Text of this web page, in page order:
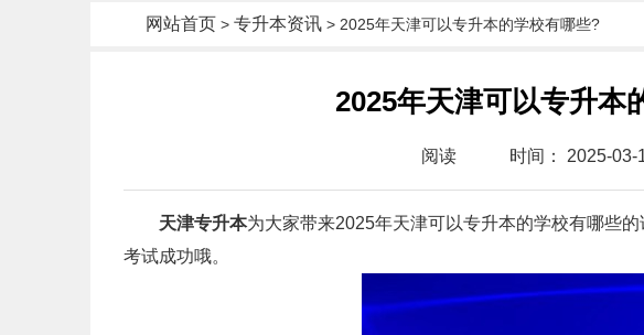
网站首页 > 专升本资讯 > 2025年天津可以专升本的学校有哪些?
2025年天津可以专升本
阅读 时间： 2025-03-
天津专升本为大家带来2025年天津可以专升本的学校有哪些
考试成功哦。